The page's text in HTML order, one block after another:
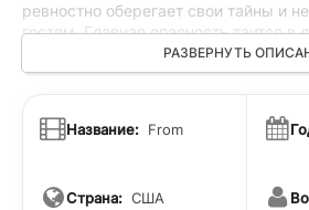
ревностно оберегает свои тайны и
гостям. Главная опасность таится в
обитают жуткие создания,
наступлением темноты. Эти
выживание. Ситуация осложняется
невозможно выбраться — любая
ночных визитеров и разгадывать
РАЗВЕРНУТЬ
Название: From
Страна: США